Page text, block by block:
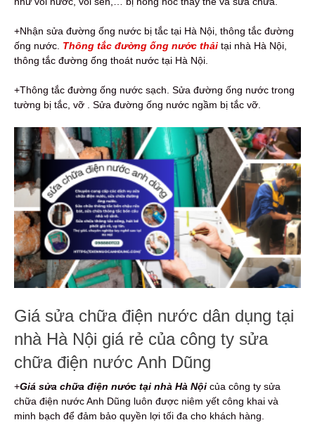
+Nhận sửa đường ống nước bị tắc tại Hà Nội, thông tắc đường
ống nước. Thông tắc đường ống nước thải tại nhà Hà Nội,
thông tắc đường ống thoát nước tại Hà Nội.
+Thông tắc đường ống nước sạch. Sửa đường ống nước trong
tường bị tắc, vỡ . Sửa đường ống nước ngầm bị tắc vỡ.
Giá sửa chữa điện nước dân dụng tại
nhà Hà Nội giá rẻ của công ty sửa
chữa điện nước Anh Dũng
+Giá sửa chữa điện nước tại nhà Hà Nội của công ty sửa
chữa điện nước Anh Dũng luôn được niêm yết công khai và
minh bạch để đảm bảo quyền lợi tối đa cho khách hàng.